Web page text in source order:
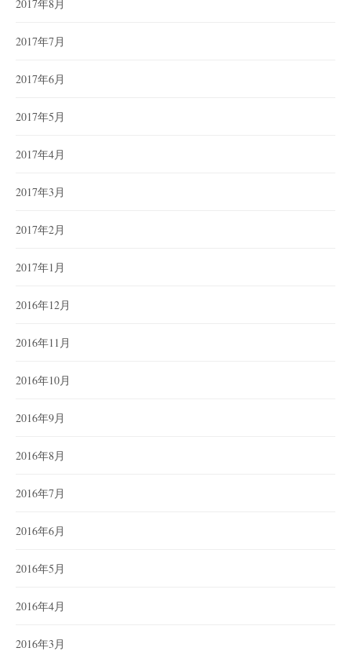
2017年8月
2017年7月
2017年6月
2017年5月
2017年4月
2017年3月
2017年2月
2017年1月
2016年12月
2016年11月
2016年10月
2016年9月
2016年8月
2016年7月
2016年6月
2016年5月
2016年4月
2016年3月